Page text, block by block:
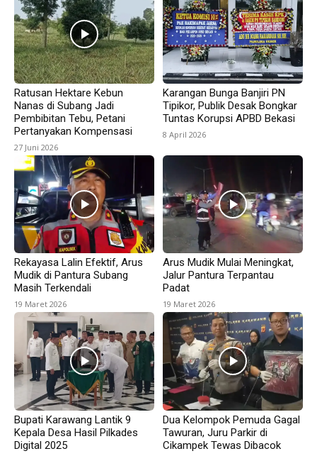
Ratusan Hektare Kebun
Nanas di Subang Jadi
Pembibitan Tebu, Petani
Pertanyakan Kompensasi
27 Juni 2026
Karangan Bunga Banjiri PN
Tipikor, Publik Desak Bongkar
Tuntas Korupsi APBD Bekasi
8 April 2026
Rekayasa Lalin Efektif, Arus
Mudik di Pantura Subang
Masih Terkendali
19 Maret 2026
Arus Mudik Mulai Meningkat,
Jalur Pantura Terpantau
Padat
19 Maret 2026
Bupati Karawang Lantik 9
Kepala Desa Hasil Pilkades
Digital 2025
Dua Kelompok Pemuda Gagal
Tawuran, Juru Parkir di
Cikampek Tewas Dibacok